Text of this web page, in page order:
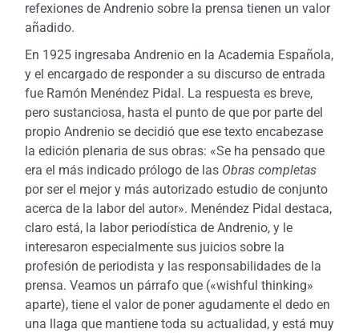
refexiones de Andrenio sobre la prensa tienen un valor
añadido.
En 1925 ingresaba Andrenio en la Academia Española,
y el encargado de responder a su discurso de entrada
fue Ramón Menéndez Pidal. La respuesta es breve,
pero sustanciosa, hasta el punto de que por parte del
propio Andrenio se decidió que ese texto encabezase
la edición plenaria de sus obras: «Se ha pensado que
era el más indicado prólogo de las Obras completas
por ser el mejor y más autorizado estudio de conjunto
acerca de la labor del autor». Menéndez Pidal destaca,
claro está, la labor periodística de Andrenio, y le
interesaron especialmente sus juicios sobre la
profesión de periodista y las responsabilidades de la
prensa. Veamos un párrafo que («wishful thinking»
aparte), tiene el valor de poner agudamente el dedo en
una llaga que mantiene toda su actualidad, y está muy